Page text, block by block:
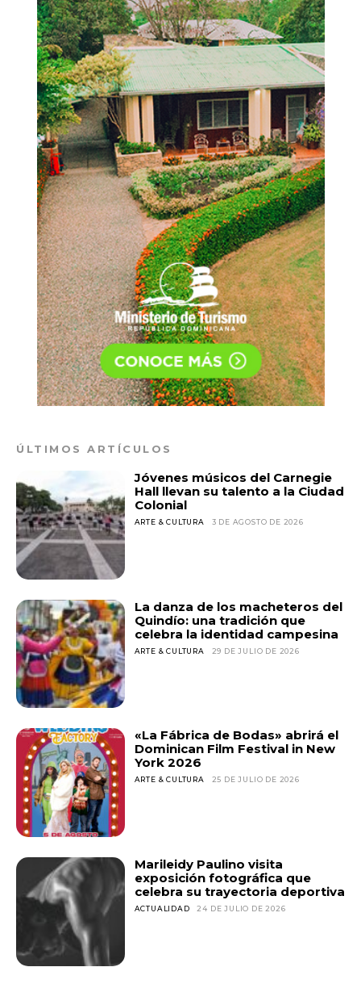
ÚLTIMOS ARTÍCULOS
Jóvenes músicos del Carnegie
Hall llevan su talento a la Ciudad
Colonial
ARTE & CULTURA 3 DE AGOSTO DE 2026
La danza de los macheteros del
Quindío: una tradición que
celebra la identidad campesina
ARTE & CULTURA 29 DE JULIO DE 2026
«La Fábrica de Bodas» abrirá el
Dominican Film Festival in New
York 2026
ARTE & CULTURA 25 DE JULIO DE 2026
Marileidy Paulino visita
exposición fotográfica que
celebra su trayectoria deportiva
ACTUALIDAD 24 DE JULIO DE 2026